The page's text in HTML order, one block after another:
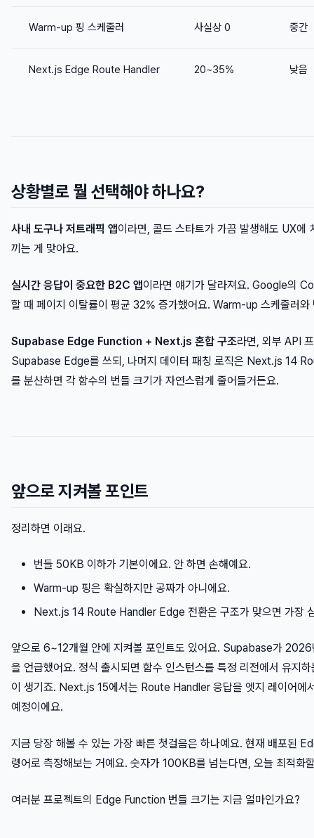
Warm-up 핑 스케줄러 사실상 0 중간
Next.js Edge Route Handler 20~35% 낮음
상황별로 뭘 선택해야 하나요?
사내 도구나 저트래픽 앱이라면, 콜드 스타트가 가끔 발생해도 UX
끼는 게 맞아요.
실시간 응답이 중요한 B2C 앱이라면 얘기가 달라져요. Google의
할 때 페이지 이탈률이 평균 32% 증가했어요. Warm-up 스케줄러와
Supabase Edge Function + Next.js 혼합 구조라면, 외부 API
Supabase Edge를 쓰되, 나머지 데이터 패칭 로직은 Next.js 14
를 분산하면 각 함수의 번들 크기가 자연스럽게 줄어들거든요.
앞으로 지켜볼 포인트
정리하면 이래요.
번들 50KB 이하가 기본이에요. 안 하면 손해예요.
Warm-up 핑은 확실하지만 공짜가 아니에요.
Next.js 14 Route Handler Edge 전환은 구조가 맞으면 가장
앞으로 6~12개월 안에 지켜볼 포인트도 있어요. Supabase가
을 언급했어요. 정식 출시되면 함수 인스턴스를 특정 리전에서 유지
이 생기죠. Next.js 15에서는 Route Handler 응답을 엣지 레이어에
예정이에요.
지금 당장 해볼 수 있는 가장 빠른 첫걸음은 하나예요. 현재 배포된
령어로 측정해보는 거예요. 숫자가 100KB를 넘는다면, 오늘 최적화
여러분 프로젝트의 Edge Function 번들 크기는 지금 얼마인가요?